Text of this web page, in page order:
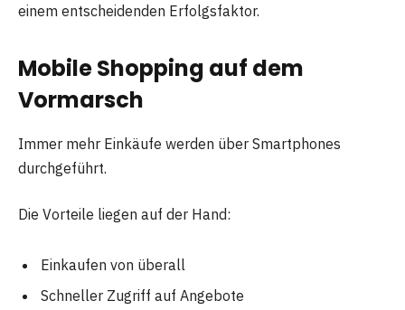
einem entscheidenden Erfolgsfaktor.
Mobile Shopping auf dem
Vormarsch
Immer mehr Einkäufe werden über Smartphones
durchgeführt.
Die Vorteile liegen auf der Hand:
Einkaufen von überall
Schneller Zugriff auf Angebote